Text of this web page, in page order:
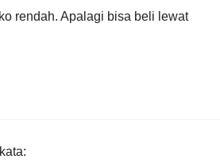
rendah. Apalagi bisa beli lewat